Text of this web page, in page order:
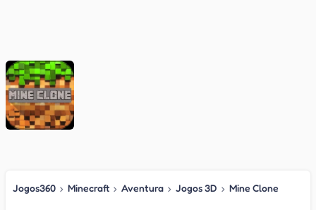
Jogos360 › Minecraft › Aventura › Jogos 3D › Mine Clone